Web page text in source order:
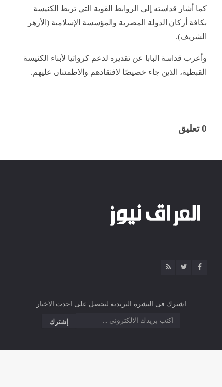
كما أشار قداسته إلى الروابط القوية التي تربط الكنيسة
بكافة أركان الدولة المصرية والمؤسسة الإسلامية (الأزهر
الشريف).
وأعرب قداسة البابا عن تقديره لدعم كرواتيا لأبناء الكنيسة
القبطية، الذين جاء خصيصًا لافتقادهم والاطمئنان عليهم.
0 تعليق
اشترك فى النشرة البريدية لتحصل على احدث الاخبار